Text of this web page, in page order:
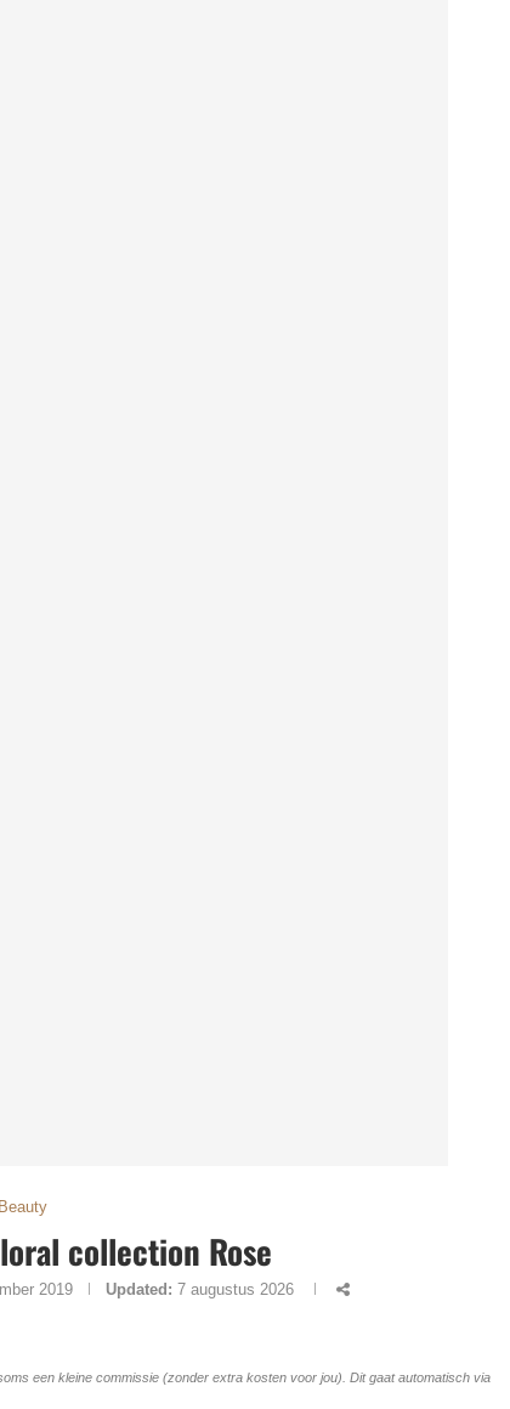
Beauty
collection Rose
2019 Updated: 7 augustus 2026
een kleine commissie (zonder extra kosten voor jou). Dit gaat automatisch via